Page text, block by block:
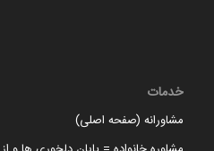
خدمات
مشاورانه (صفحه اصلی)